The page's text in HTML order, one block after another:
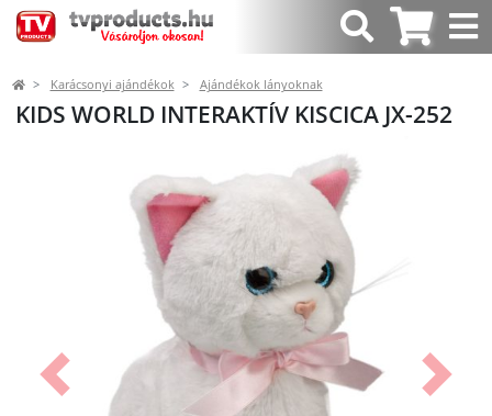
Karácsonyi ajándékok Ajándékok lányoknak
KIDS WORLD INTERAKTÍV KISCICA JX-252
Előző